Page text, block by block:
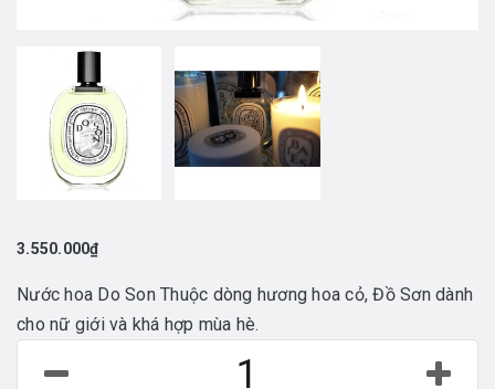
3.550.000₫
Nước hoa Do Son Thuộc dòng hương hoa cỏ, Đồ Sơn dành
cho nữ giới và khá hợp mùa hè.